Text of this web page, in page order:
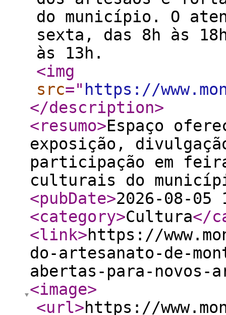
do município. O
sexta, das 8h às
às 13h.
<img
src=" https://
</description>
<resumo>Espaço
exposição,
participação em
culturais do
<pubDate>2026-08-05
<category>Cultura</
<link>https://
do-artesanato-de-
abertas-para-novos-
<image>
<url>https://